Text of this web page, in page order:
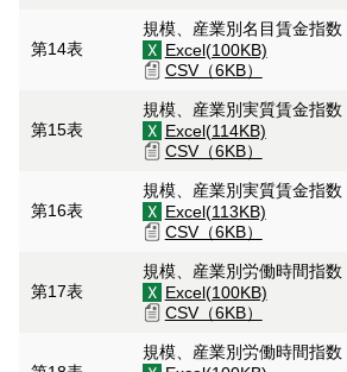
第14表
規模、産業別名目賃金指数
Excel(100KB)
CSV（6KB）
第15表
規模、産業別実質賃金指数
Excel(114KB)
CSV（6KB）
第16表
規模、産業別実質賃金指
Excel(113KB)
CSV（6KB）
第17表
規模、産業別労働時間指数
Excel(100KB)
CSV（6KB）
規模、産業別労働時間指数